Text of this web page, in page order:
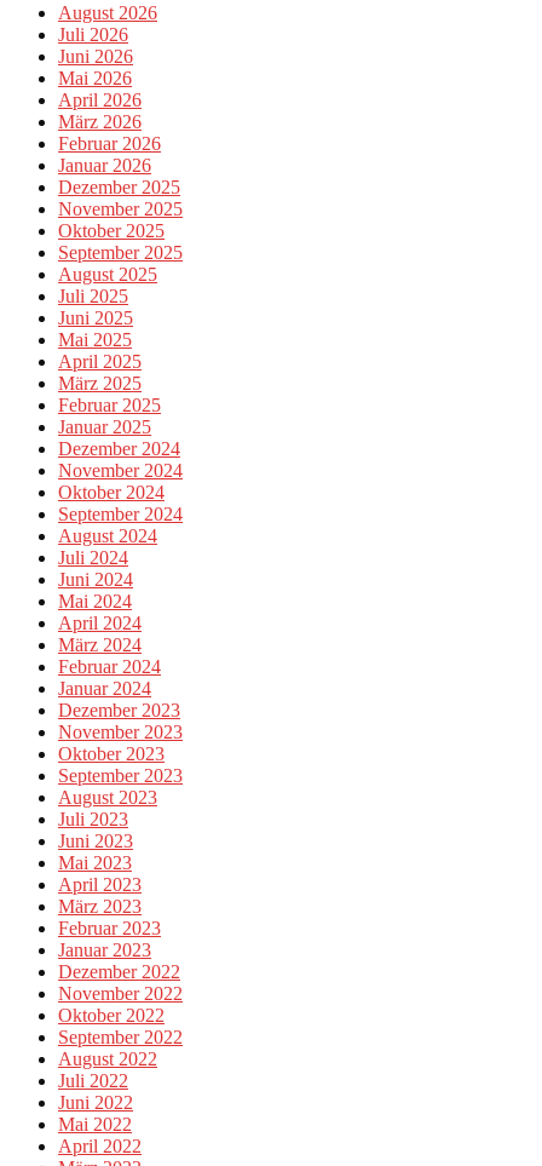
August 2026
Juli 2026
Juni 2026
Mai 2026
April 2026
März 2026
Februar 2026
Januar 2026
Dezember 2025
November 2025
Oktober 2025
September 2025
August 2025
Juli 2025
Juni 2025
Mai 2025
April 2025
März 2025
Februar 2025
Januar 2025
Dezember 2024
November 2024
Oktober 2024
September 2024
August 2024
Juli 2024
Juni 2024
Mai 2024
April 2024
März 2024
Februar 2024
Januar 2024
Dezember 2023
November 2023
Oktober 2023
September 2023
August 2023
Juli 2023
Juni 2023
Mai 2023
April 2023
März 2023
Februar 2023
Januar 2023
Dezember 2022
November 2022
Oktober 2022
September 2022
August 2022
Juli 2022
Juni 2022
Mai 2022
April 2022